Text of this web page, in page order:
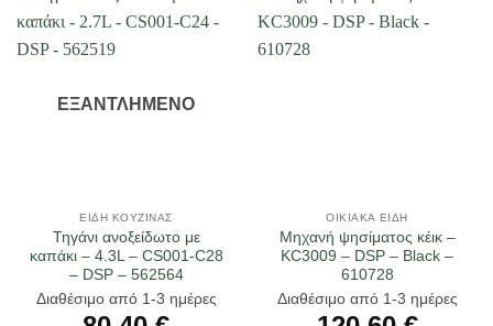
ΕΞΑΝΤΛΗΜΈΝΟ
ΕΊΔΗ ΚΟΥΖΊΝΑΣ
Τηγάνι ανοξείδωτο με
καπάκι – 4.3L – CS001-C28
– DSP – 562564
Διαθέσιμο από 1-3 ημέρες
ΟΙΚΙΑΚΆ ΕΊΔΗ
Μηχανή ψησίματος κέικ –
KC3009 – DSP – Black –
610728
Διαθέσιμο από 1-3 ημέρες